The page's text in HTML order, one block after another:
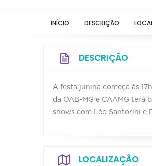
INÍCIO DESCRIÇÃO
DESCRIÇÃO
A festa junina começa às
da OAB-MG e CAAMG terá
shows com Léo Santorini e
LOCALIZAÇÃO